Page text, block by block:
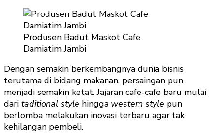
Produsen Badut Maskot Cafe
Damiatim Jambi
Dengan semakin berkembangnya dunia bisnis
terutama di bidang makanan, persaingan pun
menjadi semakin ketat. Jajaran cafe-cafe baru mulai
dari taditional style hingga western style pun
berlomba melakukan inovasi terbaru agar tak
kehilangan pembeli.